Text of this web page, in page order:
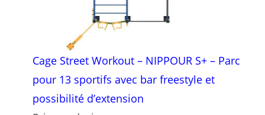
Cage Street Workout – NIPPOUR S+ – Parc
pour 13 sportifs avec bar freestyle et
possibilité d’extension